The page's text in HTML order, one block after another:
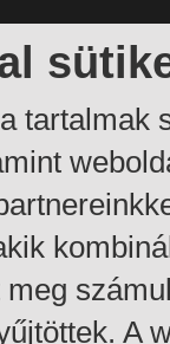
tartalmak
A